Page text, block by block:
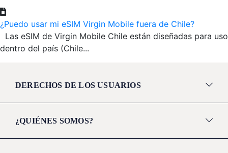
¿Puedo usar mi eSIM Virgin Mobile fuera de Chile?
Las eSIM de Virgin Mobile Chile están diseñadas para uso
dentro del país (Chile...
DERECHOS DE LOS USUARIOS
¿QUIÉNES SOMOS?